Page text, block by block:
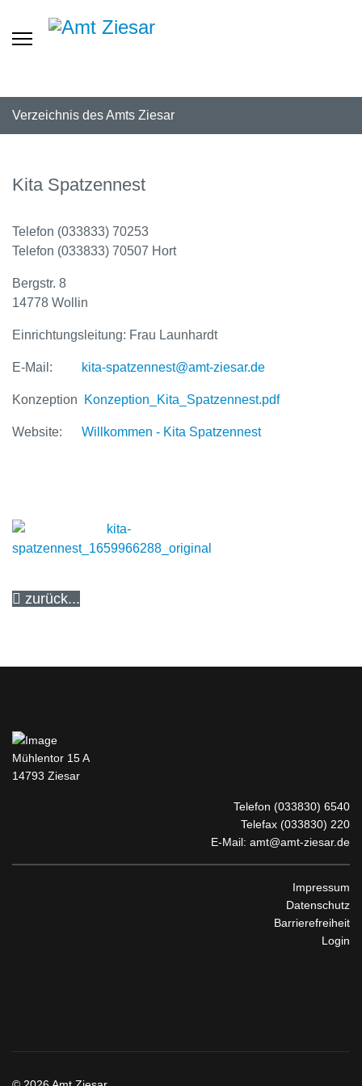
Verzeichnis des Amts Ziesar
Kita Spatzennest
Telefon (033833) 70253
Telefon (033833) 70507 Hort
Bergstr. 8
14778 Wollin
Einrichtungsleitung: Frau Launhardt
E-Mail: kita-spatzennest@amt-ziesar.de
Konzeption Konzeption_Kita_Spatzennest.pdf
Website: Willkommen - Kita Spatzennest
zurück...
Mühlentor 15 A
14793 Ziesar
Telefon (033830) 6540
Telefax (033830) 220
E-Mail: amt@amt-ziesar.de
Impressum
Datenschutz
Barrierefreiheit
Login